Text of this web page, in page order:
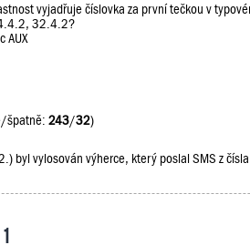
vyjadřuje číslovka za první tečkou v
32.4.2?
AUX
špatně: 243/32)
byl vylosován výherce, který poslal SMS z čísla